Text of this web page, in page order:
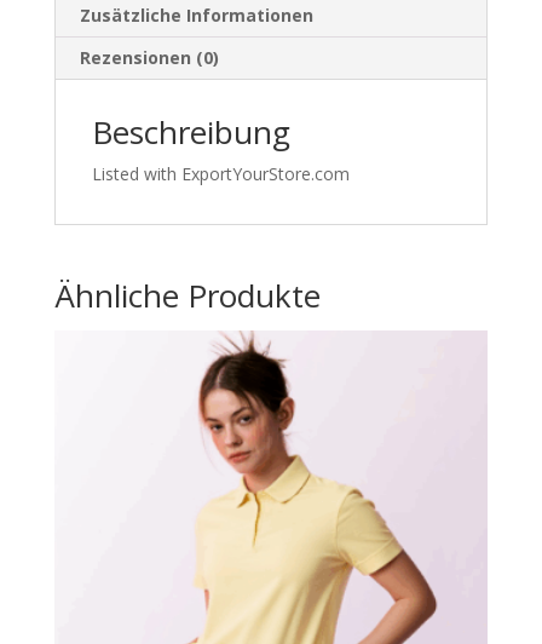
Dunkelgrün
Menge
Zusätzliche Informationen
Rezensionen (0)
Beschreibung
Listed with ExportYourStore.com
Ähnliche Produkte